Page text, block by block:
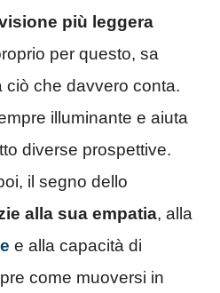
più leggera
per questo, sa
ciò che davvero conta.
illuminante e aiuta
diverse prospettive.
il segno dello
alla sua empatia, alla
e alla capacità di
come muoversi in